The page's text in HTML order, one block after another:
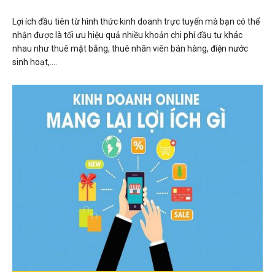
Lợi ích đầu tiên từ hình thức kinh doanh trực tuyến mà bạn có thể
nhận được là tối ưu hiệu quả nhiều khoản chi phí đầu tư khác
nhau như thuê mặt bằng, thuê nhân viên bán hàng, điện nước
sinh hoạt,….